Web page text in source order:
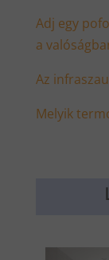
Adj egy
a
Az
Melyik